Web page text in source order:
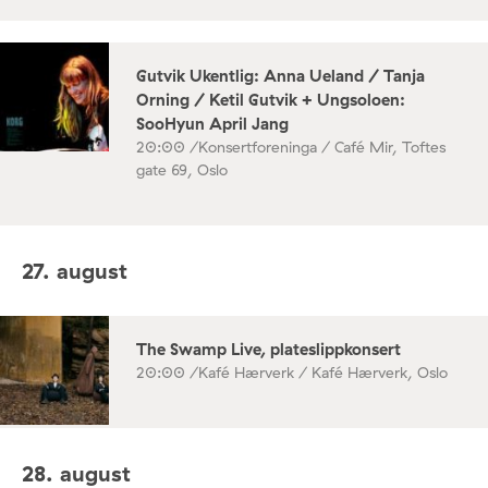
Gutvik Ukentlig: Anna Ueland / Tanja
Orning / Ketil Gutvik + Ungsoloen:
SooHyun April Jang
20:00 /Konsertforeninga / Café Mir, Toftes
gate 69, Oslo
27. august
The Swamp Live, plateslippkonsert
20:00 /Kafé Hærverk / Kafé Hærverk, Oslo
28. august